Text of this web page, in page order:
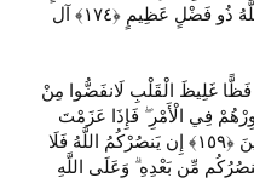
يَمْسَسْهُمْ سُوءٌ وَاتَّبَعُوا رِضْوَانَ اللَّهِ ۗ وَاللَّهُ ذُو فَضْلٍ عَظِيمٍ ‎﴿١٧٤﴾‏ آل
غَلِيظَ الْقَلْبِ لَانفَضُّوا مِنْ
فِي الْأَمْرِ ۖ فَإِذَا عَزَمْتَ
فَتَوَكَّلْ عَلَى اللَّهِ ۚ إِنَّ اللَّهَ يُحِبُّ الْمُتَوَكِّلِينَ ‎﴿١٥٩﴾‏ إِن يَنصُرْكُمُ اللَّهُ فَلَا
مِّن بَعْدِهِ ۗ وَعَلَى اللَّهِ